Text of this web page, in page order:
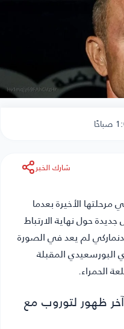
شارك الخبر
مرحلتها الأخيرة بعدما
حول نهاية الارتباط
لم يعد في الصورة
البورسعيدي المقبلة
الحمراء.
ظهور لتوروب مع